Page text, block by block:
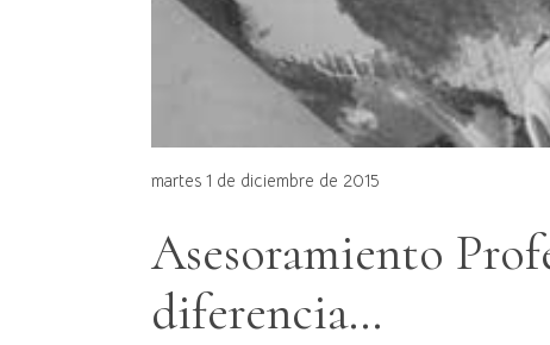
martes 1 de diciembre de 2015
Asesoramiento
diferencia…